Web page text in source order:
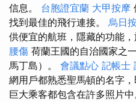
信息。 台胞證宜蘭 大甲按摩
找到最佳的飛行連接。 烏日
供便宜的航班，隱藏的功能
腰傷 荷蘭王國的自治國家之
馬丁島）。 會議點心 記帳士
網用戶都熟悉聖馬頓的名字
巨大乘客都包含在許多照片